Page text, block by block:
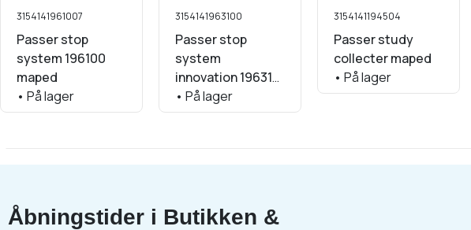
3154141961007
Passer stop
system 196100
maped
• På lager
3154141963100
Passer stop
system
innovation 196310
maped
• På lager
3154141194504
Passer study
collecter maped
• På lager
Åbningstider i Butikken &